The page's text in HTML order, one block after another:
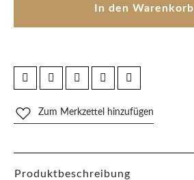
In den Warenkorb
Zum Merkzettel hinzufügen
Produktbeschreibung